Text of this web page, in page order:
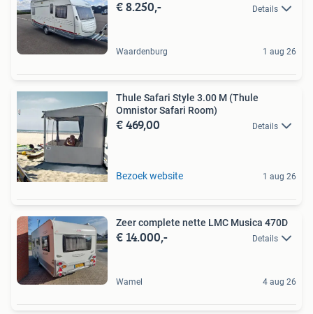
€ 8.250,- Details
Waardenburg 1 aug 26
Thule Safari Style 3.00 M (Thule
Omnistor Safari Room)
€ 469,00 Details
Bezoek website 1 aug 26
Zeer complete nette LMC Musica 470D
€ 14.000,- Details
Wamel 4 aug 26